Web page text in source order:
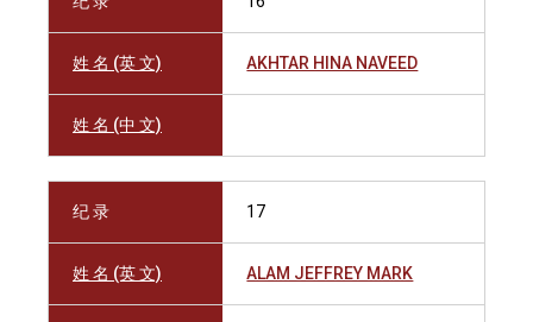
姓 名 (英 文) AKHTAR HINA NAVEED
姓 名 (中 文)
纪 录 17
姓 名 (英 文) ALAM JEFFREY MARK